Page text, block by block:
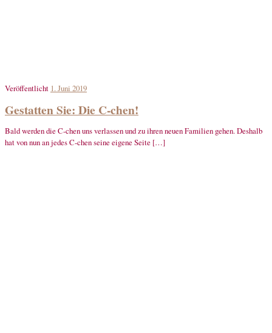
Veröffentlicht 1. Juni 2019
Gestatten Sie: Die C-chen!
Bald werden die C-chen uns verlassen und zu ihren neuen Familien gehen. Deshalb
hat von nun an jedes C-chen seine eigene Seite […]